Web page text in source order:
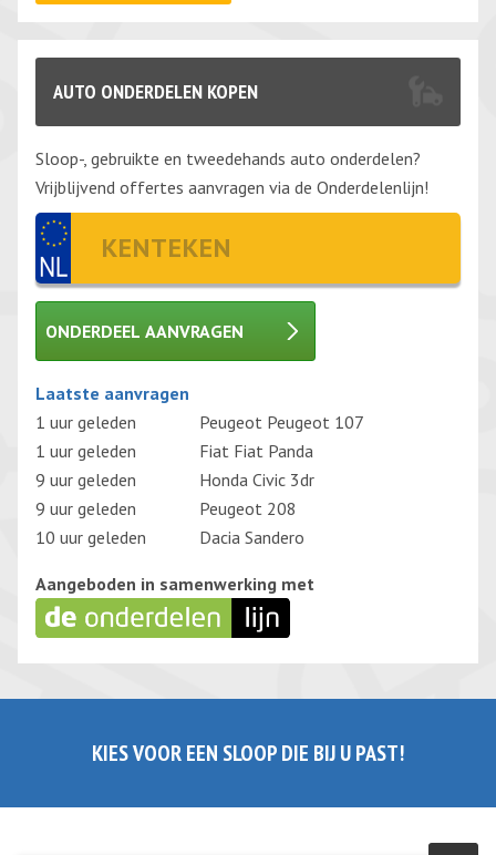
AUTO ONDERDELEN KOPEN
Sloop-, gebruikte en tweedehands auto onderdelen?
Vrijblijvend offertes aanvragen via de Onderdelenlijn!
ONDERDEEL AANVRAGEN
Gelieve dit veld leeg te laten.
Laatste aanvragen
1 uur geleden
Peugeot Peugeot 107
1 uur geleden
Fiat Fiat Panda
9 uur geleden
Honda Civic 3dr
9 uur geleden
Peugeot 208
10 uur geleden
Dacia Sandero
Aangeboden in samenwerking met
KIES VOOR EEN SLOOP DIE BIJ U PAST!